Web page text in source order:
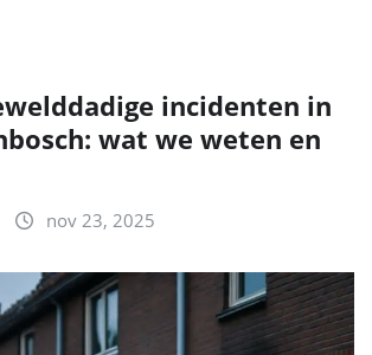
incidenten in
wat we weten en
nov 23, 2025